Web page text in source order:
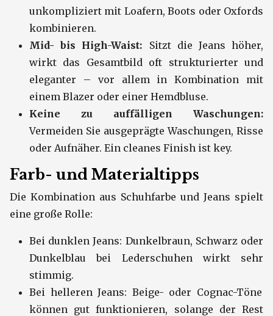
unkompliziert mit Loafern, Boots oder Oxfords
kombinieren.
Mid- bis High-Waist: Sitzt die Jeans höher,
wirkt das Gesamtbild oft strukturierter und
eleganter – vor allem in Kombination mit
einem Blazer oder einer Hemdbluse.
Keine zu auffälligen Waschungen:
Vermeiden Sie ausgeprägte Waschungen, Risse
oder Aufnäher. Ein cleanes Finish ist key.
Farb- und Materialtipps
Die Kombination aus Schuhfarbe und Jeans spielt
eine große Rolle:
Bei dunklen Jeans: Dunkelbraun, Schwarz oder
Dunkelblau bei Lederschuhen wirkt sehr
stimmig.
Bei helleren Jeans: Beige- oder Cognac-Töne
können gut funktionieren, solange der Rest